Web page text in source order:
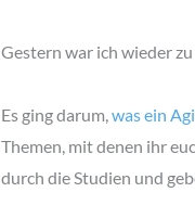
Gestern war ich wieder
Es ging darum,was ein
Themen, mit denen ihr
durch die Studien und